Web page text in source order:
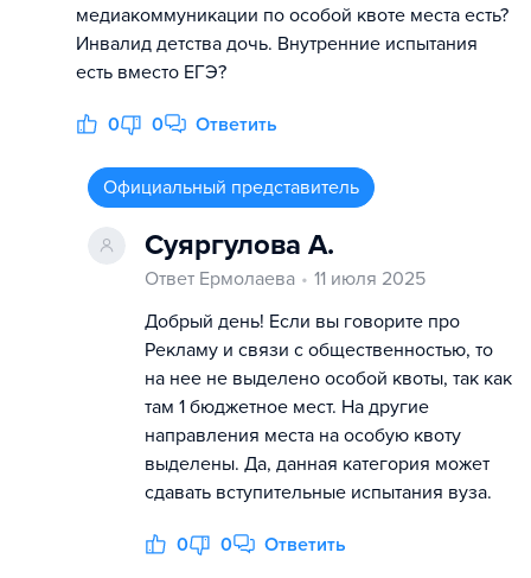
медиакоммуникации по особой квоте места есть?
Инвалид детства дочь. Внутренние испытания
есть вместо ЕГЭ?
0 0 Ответить
Официальный представитель
Суяргулова А.
Ответ Ермолаева
11 июля 2025
Добрый день! Если вы говорите про
Рекламу и связи с общественностью, то
на нее не выделено особой квоты, так как
там 1 бюджетное мест. На другие
направления места на особую квоту
выделены. Да, данная категория может
сдавать вступительные испытания вуза.
0 0 Ответить